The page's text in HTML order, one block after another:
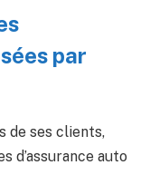
par
de ses clients,
d’assurance auto